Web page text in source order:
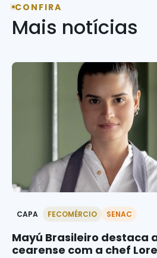
CONFIRA
Mais notícias
CAPA FECOMÉRCIO SENAC
Mayú Brasileiro destaca
cearense com a chef